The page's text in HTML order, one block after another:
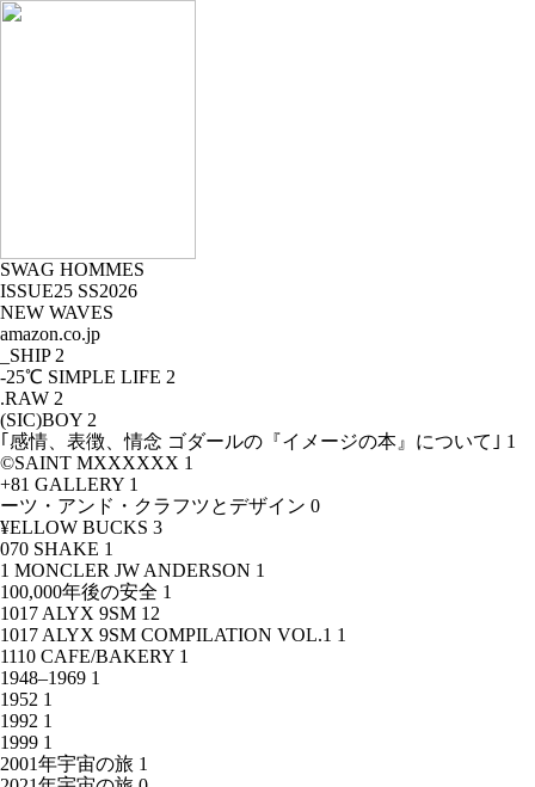
SWAG HOMMES
ISSUE25 SS2026
NEW WAVES
amazon.co.jp
_SHIP 2
-25℃ SIMPLE LIFE 2
.RAW 2
(SIC)BOY 2
｢感情、表徴、情念 ゴダールの『イメージの本』について｣ 1
©SAINT MXXXXXX 1
+81 GALLERY 1
ーツ・アンド・クラフツとデザイン 0
¥ELLOW BUCKS 3
070 SHAKE 1
1 MONCLER JW ANDERSON 1
100,000年後の安全 1
1017 ALYX 9SM 12
1017 ALYX 9SM COMPILATION VOL.1 1
1110 CAFE/BAKERY 1
1948–1969 1
1952 1
1992 1
1999 1
2001年宇宙の旅 1